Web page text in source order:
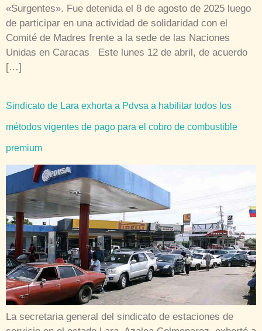
«Surgentes». Fue detenida el 8 de agosto de 2025 luego
de participar en una actividad de solidaridad con el
Comité de Madres frente a la sede de las Naciones
Unidas en Caracas Este lunes 12 de abril, de acuerdo
[…]
Sindicato de Lara exhorta a Pdvsa a habilitar todos los
métodos vigentes de pago para el cobro de combustible
premium
La secretaria general del sindicato de estaciones de